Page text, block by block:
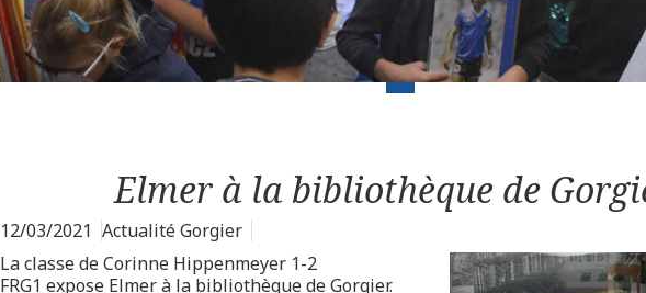
Elmer à la bibliothèque de
12/03/2021 Actualité Gorgier
La classe de Corinne Hippenmeyer 1-2
FRG1 expose Elmer à la bibliothèque de Gorgier.